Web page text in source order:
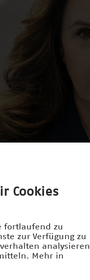
Cookies
fortlaufend zu
zur Verfügung zu
analysieren
Mehr in